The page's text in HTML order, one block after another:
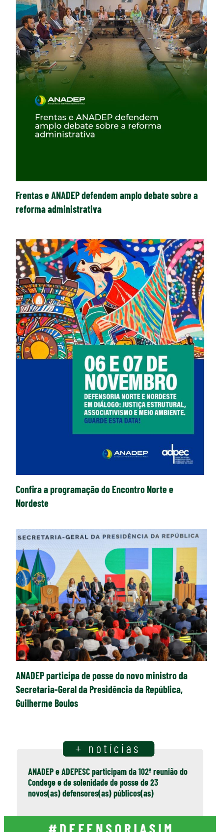
Frentas e ANADEP defendem amplo debate sobre a
reforma administrativa
Confira a programação do Encontro Norte e
Nordeste
ANADEP participa de posse do novo ministro da
Secretaria-Geral da Presidência da República,
Guilherme Boulos
ANADEP e ADEPESC participam da 102ª reunião do
Condege e de solenidade de posse de 23
novos(as) defensores(as) públicos(as)